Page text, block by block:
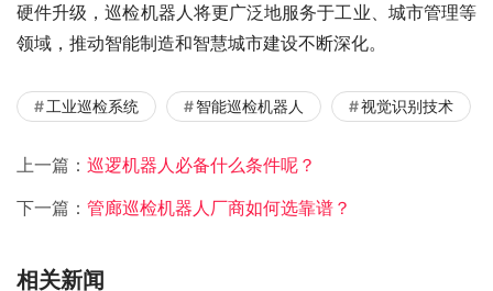
硬件升级，巡检机器人将更广泛地服务于工业、城市管理等
领域，推动智能制造和智慧城市建设不断深化。
工业巡检系统 智能巡检机器人 视觉识别技术
上一篇： 巡逻机器人必备什么条件呢？
下一篇： 管廊巡检机器人厂商如何选靠谱？
相关新闻